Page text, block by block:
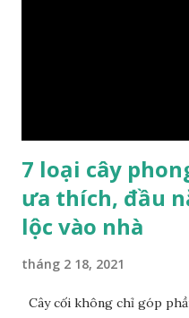
7 loại cây
ưa thích, đầu
lộc vào nhà
tháng 2 18, 2021
Cây cối không chỉ góp